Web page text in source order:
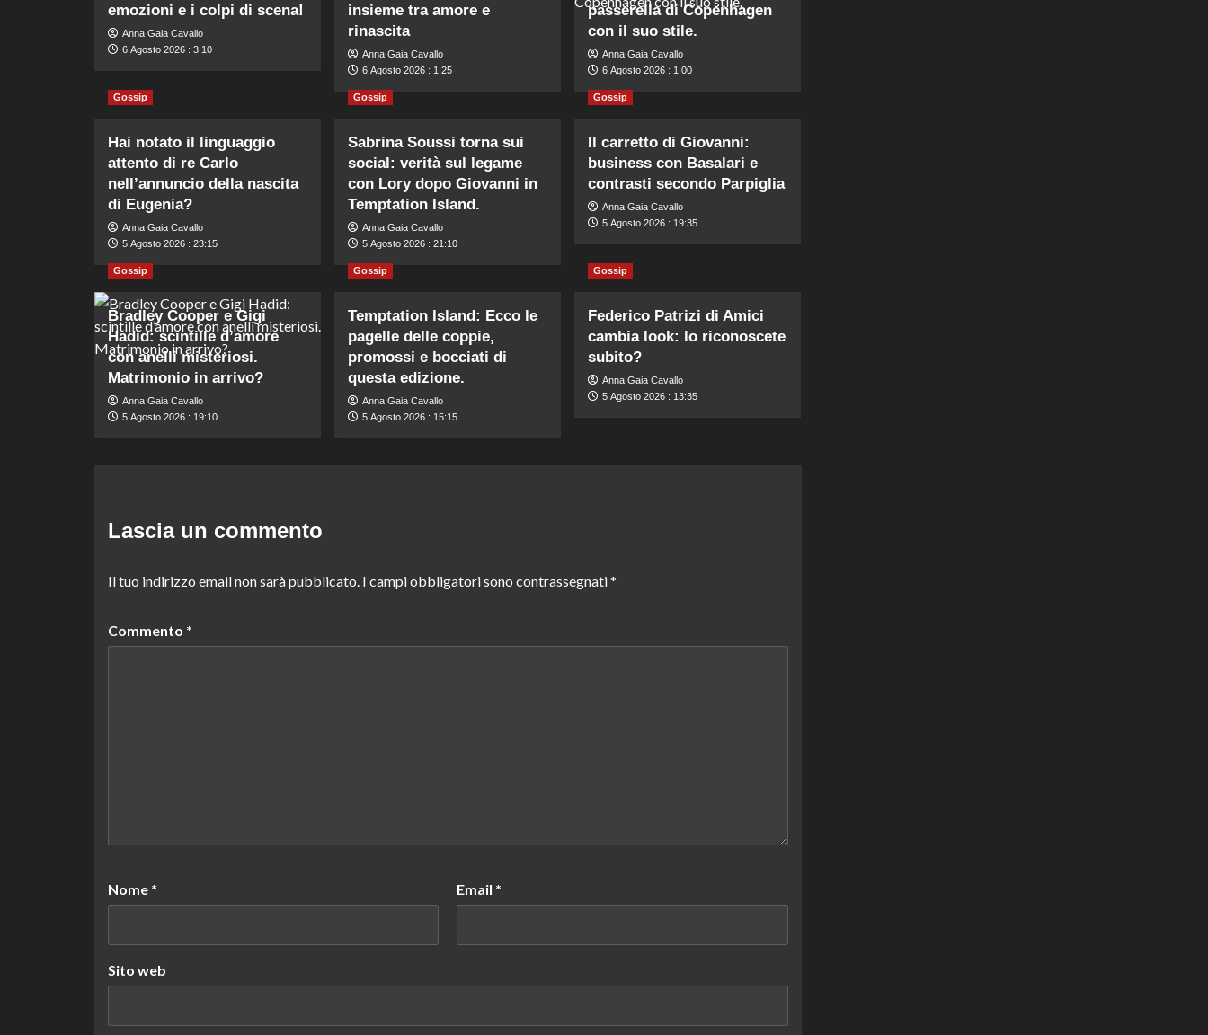
emozioni e i colpi di scena!
Anna Gaia Cavallo
6 Agosto 2026 : 3:10
insieme tra amore e
rinascita
Anna Gaia Cavallo
6 Agosto 2026 : 1:25
passerella di Copenhagen
con il suo stile.
Anna Gaia Cavallo
6 Agosto 2026 : 1:00
Gossip
Hai notato il linguaggio
attento di re Carlo
nell’annuncio della nascita
di Eugenia?
Anna Gaia Cavallo
5 Agosto 2026 : 23:15
Gossip
Sabrina Soussi torna sui
social: verità sul legame
con Lory dopo Giovanni in
Temptation Island.
Anna Gaia Cavallo
5 Agosto 2026 : 21:10
Gossip
Il carretto di Giovanni:
business con Basalari e
contrasti secondo Parpiglia
Anna Gaia Cavallo
5 Agosto 2026 : 19:35
Gossip
Bradley Cooper e Gigi
Hadid: scintille d’amore
con anelli misteriosi.
Matrimonio in arrivo?
Anna Gaia Cavallo
5 Agosto 2026 : 19:10
Gossip
Temptation Island: Ecco le
pagelle delle coppie,
promossi e bocciati di
questa edizione.
Anna Gaia Cavallo
5 Agosto 2026 : 15:15
Gossip
Federico Patrizi di Amici
cambia look: lo riconoscete
subito?
Anna Gaia Cavallo
5 Agosto 2026 : 13:35
Lascia un commento
Il tuo indirizzo email non sarà pubblicato. I campi obbligatori sono contrassegnati*
Commento *
Nome * Email *
Sito web